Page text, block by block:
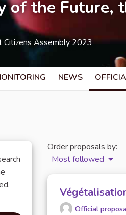
of the Future,
Citizens Assembly 2023
NEWS
Order proposals by:
Most followed
Official